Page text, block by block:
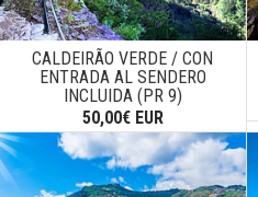
CALDEIRÃO VERDE / CON
ENTRADA AL SENDERO
INCLUIDA (PR 9)
50,00€ EUR